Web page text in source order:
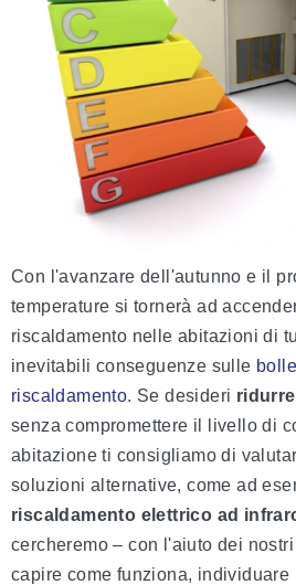
Con l'avanzare dell'autunno e il
temperature si tornerà ad
riscaldamento nelle abitazioni di
inevitabili conseguenze sulle
riscaldamento. Se desideri
senza compromettere il livello di
abitazione ti consigliamo di
soluzioni alternative, come ad
riscaldamento elettrico ad
cercheremo – con l'aiuto dei
capire come funziona, individuare